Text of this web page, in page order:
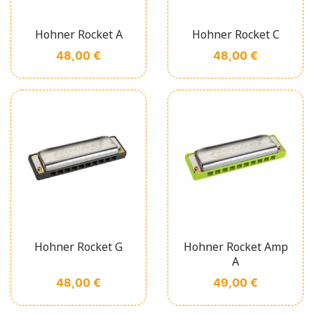
Hohner Rocket A
Prix
48,00 €
Hohner Rocket C
Prix
48,00 €
Hohner Rocket G
Prix
48,00 €
Hohner Rocket Amp
A
Prix
49,00 €